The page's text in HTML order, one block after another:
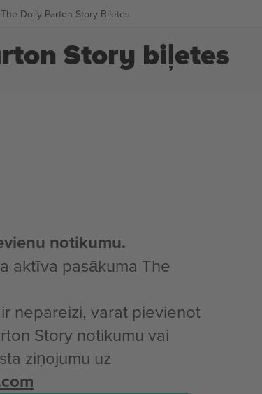
The Dolly Parton Story Biļetes
Story biļetes
notikumu.
aktīva pasākuma The
nepareizi, varat pievienot
Story notikumu vai
ziņojumu uz